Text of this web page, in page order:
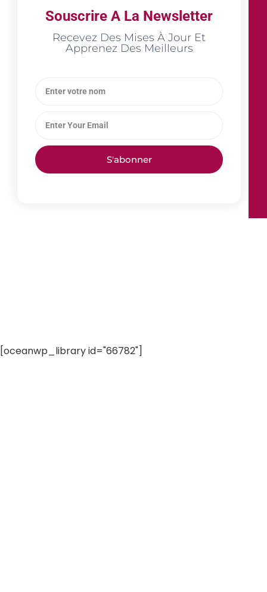
Souscrire A La Newsletter
Recevez Des Mises À Jour Et
Apprenez Des Meilleurs
S'abonner
[oceanwp_library id="66782"]